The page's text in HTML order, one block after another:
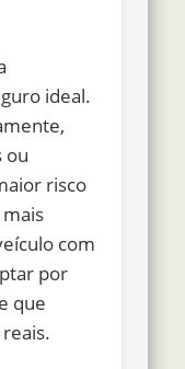
ideal.
ou
risco
com
por
que